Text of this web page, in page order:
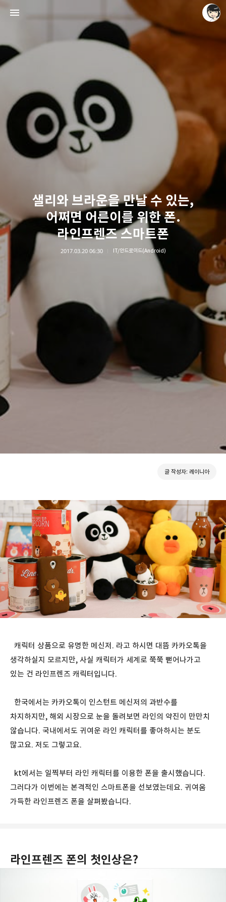
샐리와 브라운을 만날 수 있는,
어쩌면 어른이를 위한 폰.
라인프렌즈 스마트폰
2017.03.20 06:30 IT/안드로이드(Android)
글 작성자: 레이니아
캐릭터 상품으로 유명한 메신저. 라고 하시면 대뜸 카카오톡을
생각하실지 모르지만, 사실 캐릭터가 세계로 쭉쭉 뻗어나가고
있는 건 라인프렌즈 캐릭터입니다.
한국에서는 카카오톡이 인스턴트 메신저의 과반수를
차지하지만, 해외 시장으로 눈을 돌려보면 라인의 약진이 만만치
않습니다. 국내에서도 귀여운 라인 캐릭터를 좋아하시는 분도
많고요. 저도 그렇고요.
kt에서는 일찍부터 라인 캐릭터를 이용한 폰을 출시했습니다.
그러다가 이번에는 본격적인 스마트폰을 선보였는데요. 귀여움
가득한 라인프렌즈 폰을 살펴봤습니다.
라인프렌즈 폰의 첫인상은?
레이니아